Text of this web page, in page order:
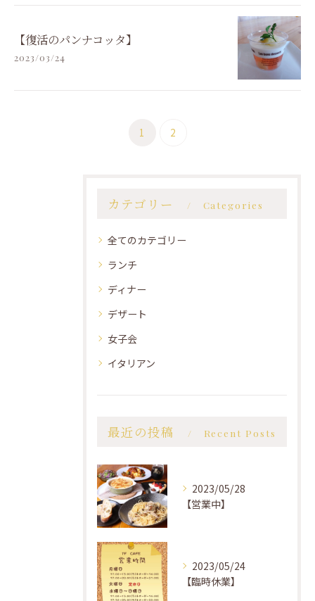
【復活のパンナコッタ】
2023/03/24
1 2
カテゴリー Categories
全てのカテゴリー
ランチ
ディナー
デザート
女子会
イタリアン
最近の投稿 Recent Posts
2023/05/28
【営業中】
2023/05/24
【臨時休業】